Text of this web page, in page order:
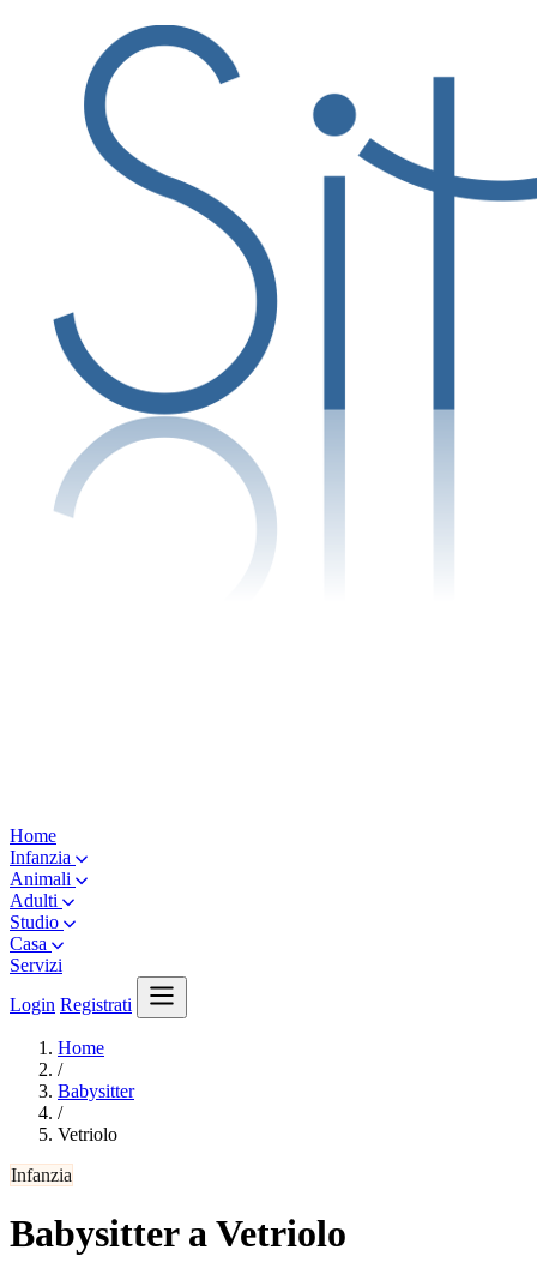
Home
Infanzia
Animali
Adulti
Studio
Casa
Servizi
Login Registrati
Home
/
Babysitter
/
Vetriolo
Infanzia
Babysitter a Vetriolo